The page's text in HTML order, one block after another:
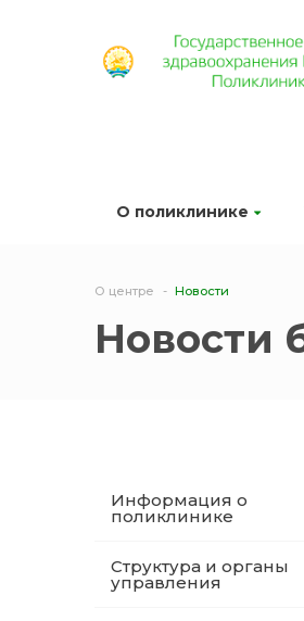
О поликлинике
О центре Новости
Новости
Информация о
поликлинике
Структура и органы
управления